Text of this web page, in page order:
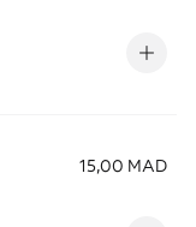
15,00 MAD